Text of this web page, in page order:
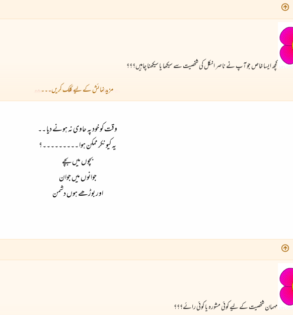
کچھ ایسا خاص جو آپ نے ناصر انکل کی شخصیت سے سیکھا یا سیکھنا چاہیں؟؟؟
مزید نمائش کے لیے کلک کریں۔۔۔
وقت کو خود پہ حاوی نہ ہونے دیا ۔۔
یہ کیونکر ممکن ہوا ۔۔۔۔۔۔۔۔۔؟
بچوں میں بچے
جوانوں میں جوان
اور بوڑھے ہوں دشمن
مہمان شخصیت کے لیے کوئی مشورہ یا کوئی رائے؟؟؟